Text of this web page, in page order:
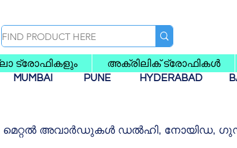
ട്രോഫികളും അക്രിലിക് ട്രോഫികൾ
MUMBAI PUNE HYDERABAD
മെറ്റൽ അവാർഡുകൾ ഡൽഹി, നോയിഡ,